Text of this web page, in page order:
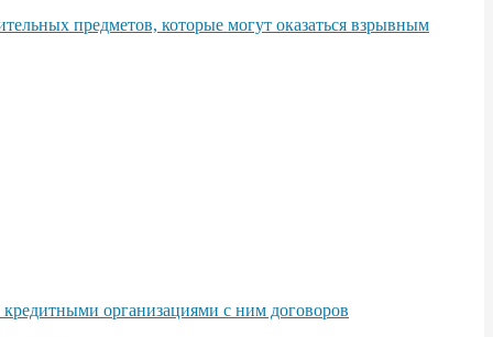
предметов, которые могут оказаться взрывным
организациями с ним договоров